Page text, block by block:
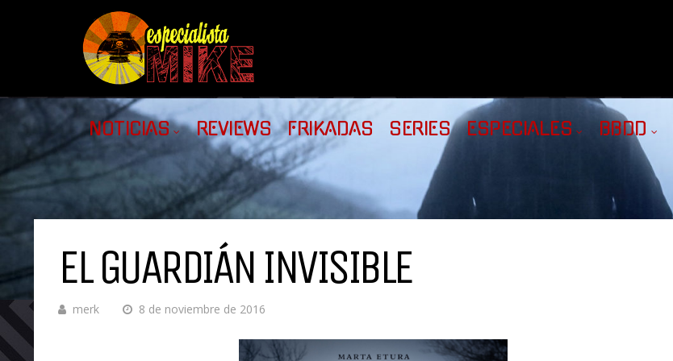
NOTICIAS REVIEWS FRIKADAS SERIES ESPECIALES BBDD
EL GUARDIÁN INVISIBLE
merk 8 de noviembre de 2016